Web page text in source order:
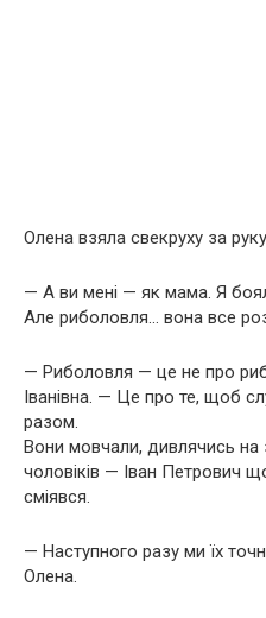
Олена взяла свекруху за
— А ви мені — як мама. Я
Але риболовля… вона все
— Риболовля — це не про
Іванівна. — Це про те, щоб
разом.
Вони мовчали, дивлячись на
чоловіків — Іван Петрович
сміявся.
— Наступного разу ми їх
Олена.